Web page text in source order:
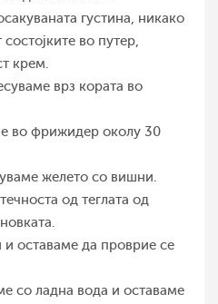
густина, никако
во путер,
крем.
врз кората во
во фрижидер околу 30
желето со вишни.
од теглата од
оставаме да проврие се
со ладна вода и оставаме